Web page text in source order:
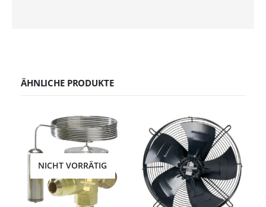
ÄHNLICHE PRODUKTE
NICHT VORRÄTIG